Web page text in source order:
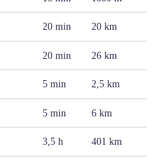
20 min 20 km
20 min 26 km
5 min 2,5 km
5 min 6 km
3,5 h 401 km